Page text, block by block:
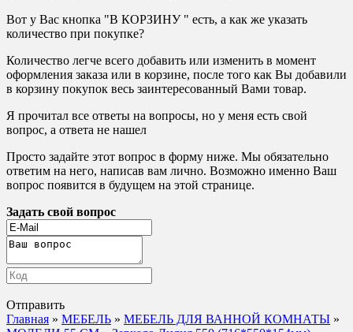
Вот у Вас кнопка "В КОРЗИНУ " есть, а как же указать
количество при покупке?
Количество легче всего добавить или изменить в момент
оформления заказа или в корзине, после того как Вы добавили
в корзину покупок весь заинтересованный Вами товар.
Я прочитал все ответы на вопросы, но у меня есть свой
вопрос, а ответа не нашел
Просто задайте этот вопрос в форму ниже. Мы обязательно
ответим на него, написав вам лично. Возможно именно Ваш
вопрос появится в будущем на этой странице.
Задать свой вопрос
Отправить
Главная » МЕБЕЛЬ » МЕБЕЛЬ ДЛЯ ВАННОЙ КОМНАТЫ »